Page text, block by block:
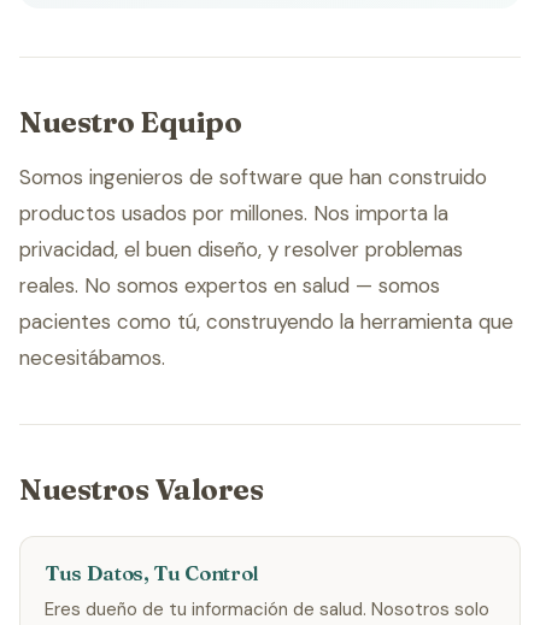
Nuestro Equipo
Somos ingenieros de software que han construido
productos usados por millones. Nos importa la
privacidad, el buen diseño, y resolver problemas
reales. No somos expertos en salud — somos
pacientes como tú, construyendo la herramienta que
necesitábamos.
Nuestros Valores
Tus Datos, Tu Control
Eres dueño de tu información de salud. Nosotros solo